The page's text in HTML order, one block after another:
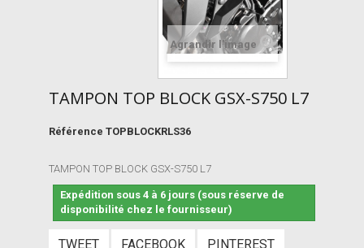
Agrandir l'image
TAMPON TOP BLOCK GSX-S750 L7
Référence TOPBLOCKRLS36
TAMPON TOP BLOCK GSX-S750 L7
Expédition sous 4 à 6 jours (sous réserve de
disponibilité chez le fournisseur)
TWEET FACEBOOK PINTEREST